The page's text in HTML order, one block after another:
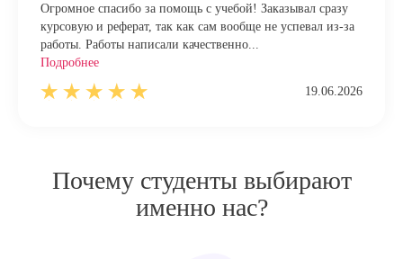
Огромное спасибо за помощь с учебой! Заказывал сразу
курсовую и реферат, так как сам вообще не успевал из-за
работы. Работы написали качественно...
Подробнее
19.06.2026
Почему студенты выбирают
именно нас?